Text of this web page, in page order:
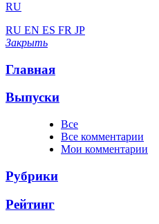
RU
RU EN ES FR JP
Закрыть
Главная
Выпуски
Все
Все комментарии
Мои комментарии
Рубрики
Рейтинг